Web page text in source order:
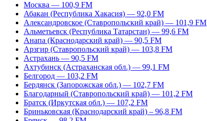
Москва — 100,9 FM
Абакан (Республика Хакасия) — 92,0 FM
Александровское (Ставропольский край) — 101,9 FM
Альметьевск (Республика Татарстан) — 99,6 FM
Анапа (Краснодарский край) — 90,5 FM
Арзгир (Ставропольский край) — 103,8 FM
Астрахань — 90,5 FM
Ахтубинск (Астраханская обл.) — 99,1 FM
Белгород — 103,2 FM
Бердянск (Запорожская обл.) — 102,7 FM
Благодарный (Ставропольский край) — 101,2 FM
Братск (Иркутская обл.) — 107,2 FM
Бриньковская (Краснодарский край) – 96,8 FM